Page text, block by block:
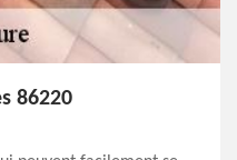
86220